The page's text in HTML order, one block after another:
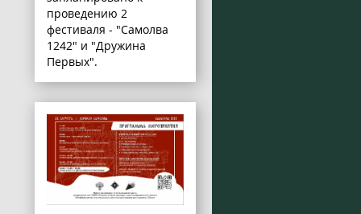
проведению 2
фестиваля - "Самолва
1242" и "Дружина
Первых".